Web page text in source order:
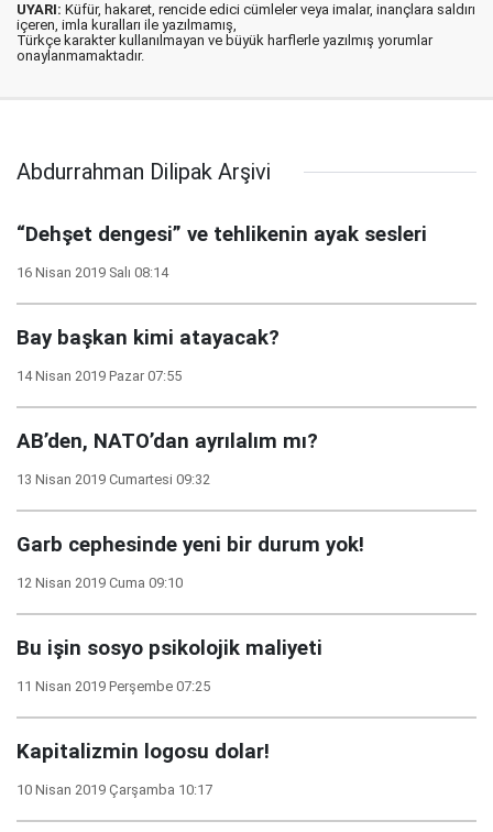
UYARI: Küfür, hakaret, rencide edici cümleler veya imalar, inançlara saldırı
içeren, imla kuralları ile yazılmamış,
Türkçe karakter kullanılmayan ve büyük harflerle yazılmış yorumlar
onaylanmamaktadır.
Abdurrahman Dilipak Arşivi
“Dehşet dengesi” ve tehlikenin ayak sesleri
16 Nisan 2019 Salı 08:14
Bay başkan kimi atayacak?
14 Nisan 2019 Pazar 07:55
AB’den, NATO’dan ayrılalım mı?
13 Nisan 2019 Cumartesi 09:32
Garb cephesinde yeni bir durum yok!
12 Nisan 2019 Cuma 09:10
Bu işin sosyo psikolojik maliyeti
11 Nisan 2019 Perşembe 07:25
Kapitalizmin logosu dolar!
10 Nisan 2019 Çarşamba 10:17